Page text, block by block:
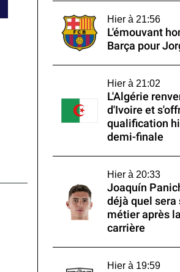
Hier à 21:56
L'émouvant
Barça pour
Hier à 21:02
L'Algérie
d'Ivoire et
qualification
demi-finale
Hier à 20:33
Joaquín
déjà quel sera
métier après
carrière
Hier à 19:59